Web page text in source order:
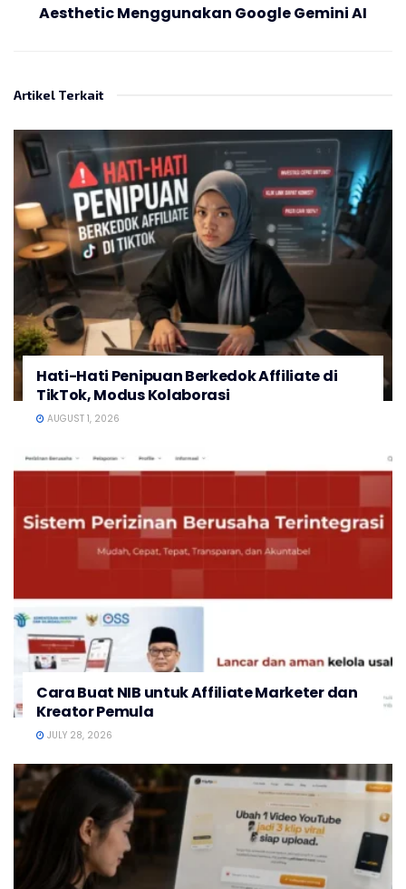
Aesthetic Menggunakan Google Gemini AI
Artikel Terkait
Hati-Hati Penipuan Berkedok Affiliate di
TikTok, Modus Kolaborasi
AUGUST 1, 2026
Cara Buat NIB untuk Affiliate Marketer dan
Kreator Pemula
JULY 28, 2026